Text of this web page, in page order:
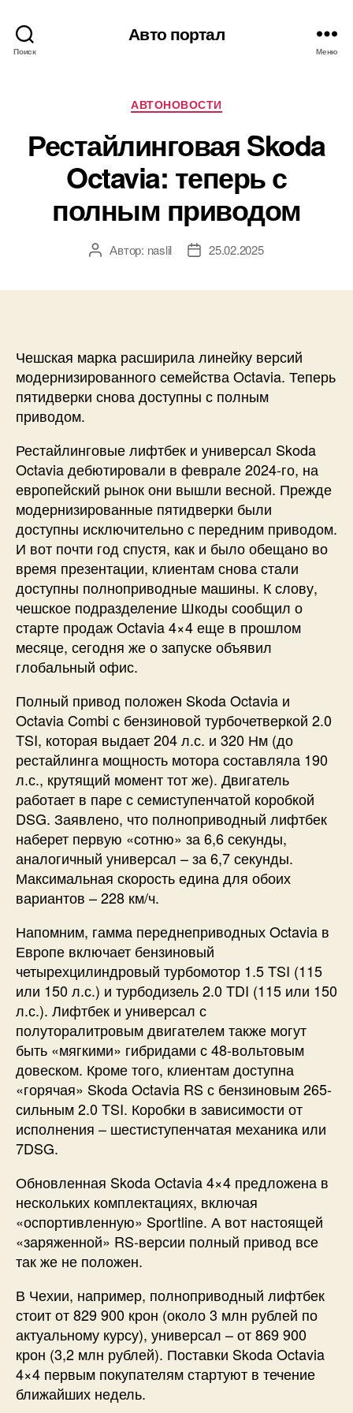
Поиск
Авто портал
Меню
Рубрики
АВТОНОВОСТИ
Рестайлинговая Skoda
Octavia: теперь с
полным приводом
АвторАвтор: naslil
Дата25.02.2025
Чешская марка расширила линейку версий
модернизированного семейства Octavia. Теперь
пятидверки снова доступны с полным
приводом.
Рестайлинговые лифтбек и универсал Skoda
Octavia дебютировали в феврале 2024-го, на
европейский рынок они вышли весной. Прежде
модернизированные пятидверки были
доступны исключительно с передним приводом.
И вот почти год спустя, как и было обещано во
время презентации, клиентам снова стали
доступны полноприводные машины. К слову,
чешское подразделение Шкоды сообщил о
старте продаж Octavia 4×4 еще в прошлом
месяце, сегодня же о запуске объявил
глобальный офис.
Полный привод положен Skoda Octavia и
Octavia Combi с бензиновой турбочетверкой 2.0
TSI, которая выдает 204 л.с. и 320 Нм (до
рестайлинга мощность мотора составляла 190
л.с., крутящий момент тот же). Двигатель
работает в паре с семиступенчатой коробкой
DSG. Заявлено, что полноприводный лифтбек
наберет первую «сотню» за 6,6 секунды,
аналогичный универсал – за 6,7 секунды.
Максимальная скорость едина для обоих
вариантов – 228 км/ч.
Напомним, гамма переднеприводных Octavia в
Европе включает бензиновый
четырехцилиндровый турбомотор 1.5 TSI (115
или 150 л.с.) и турбодизель 2.0 TDI (115 или 150
л.с.). Лифтбек и универсал с
полуторалитровым двигателем также могут
быть «мягкими» гибридами с 48-вольтовым
довеском. Кроме того, клиентам доступна
«горячая» Skoda Octavia RS с бензиновым 265-
сильным 2.0 TSI. Коробки в зависимости от
исполнения – шестиступенчатая механика или
7DSG.
Обновленная Skoda Octavia 4×4 предложена в
нескольких комплектациях, включая
«оспортивленную» Sportline. А вот настоящей
«заряженной» RS-версии полный привод все
так же не положен.
В Чехии, например, полноприводный лифтбек
стоит от 829 900 крон (около 3 млн рублей по
актуальному курсу), универсал – от 869 900
крон (3,2 млн рублей). Поставки Skoda Octavia
4×4 первым покупателям стартуют в течение
ближайших недель.